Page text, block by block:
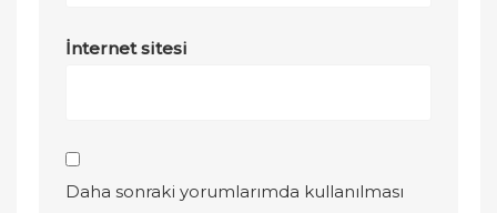
İnternet sitesi
Daha sonraki yorumlarımda kullanılması